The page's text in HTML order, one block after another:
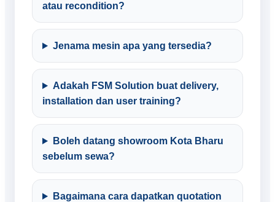
atau recondition?
Jenama mesin apa yang tersedia?
Adakah FSM Solution buat delivery,
installation dan user training?
Boleh datang showroom Kota Bharu
sebelum sewa?
Bagaimana cara dapatkan quotation